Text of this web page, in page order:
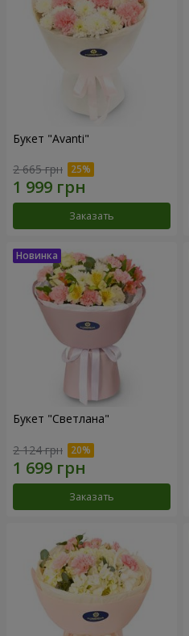
Букет "Avanti"
2 665 грн
Заказать
Букет "Светлана"
2 124 грн
Заказать